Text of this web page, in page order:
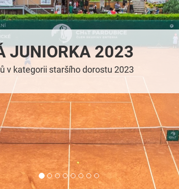
JUNIORKA 2023
v kategorii staršího dorostu 2023